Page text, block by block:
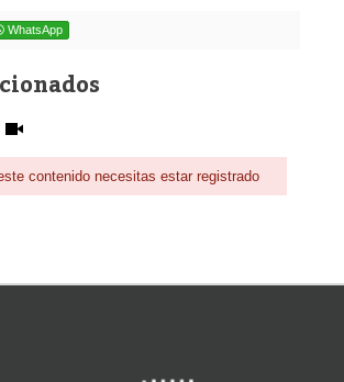
WhatsApp
contenido necesitas estar registrado